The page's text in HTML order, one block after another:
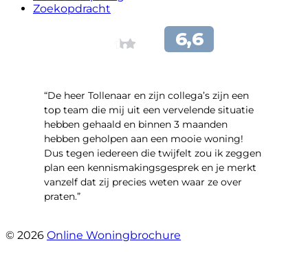
Zoekopdracht
“De heer Tollenaar en zijn collega’s zijn een
top team die mij uit een vervelende situatie
hebben gehaald en binnen 3 maanden
hebben geholpen aan een mooie woning!
Dus tegen iedereen die twijfelt zou ik zeggen
plan een kennismakingsgesprek en je merkt
vanzelf dat zij precies weten waar ze over
praten.”
© 2026 Online Woningbrochure